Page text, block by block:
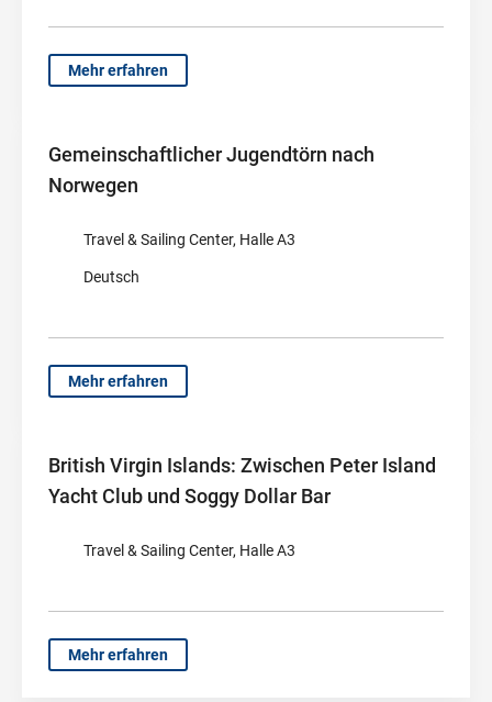
Mehr erfahren
Gemeinschaftlicher Jugendtörn nach
Norwegen
Travel & Sailing Center, Halle A3
Deutsch
Mehr erfahren
British Virgin Islands: Zwischen Peter Island
Yacht Club und Soggy Dollar Bar
Travel & Sailing Center, Halle A3
Mehr erfahren